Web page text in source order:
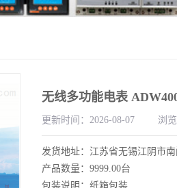
无线多功能电表
更新时间：2026-08-07 浏
发货地址：江苏省无锡江阴市
产品数量：9999.00台
包装说明：纸箱包装